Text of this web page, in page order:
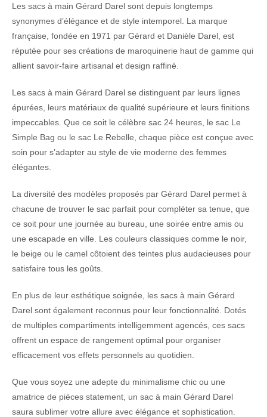
Les sacs à main Gérard Darel sont depuis longtemps
synonymes d’élégance et de style intemporel. La marque
française, fondée en 1971 par Gérard et Danièle Darel, est
réputée pour ses créations de maroquinerie haut de gamme qui
allient savoir-faire artisanal et design raffiné.
Les sacs à main Gérard Darel se distinguent par leurs lignes
épurées, leurs matériaux de qualité supérieure et leurs finitions
impeccables. Que ce soit le célèbre sac 24 heures, le sac Le
Simple Bag ou le sac Le Rebelle, chaque pièce est conçue avec
soin pour s’adapter au style de vie moderne des femmes
élégantes.
La diversité des modèles proposés par Gérard Darel permet à
chacune de trouver le sac parfait pour compléter sa tenue, que
ce soit pour une journée au bureau, une soirée entre amis ou
une escapade en ville. Les couleurs classiques comme le noir,
le beige ou le camel côtoient des teintes plus audacieuses pour
satisfaire tous les goûts.
En plus de leur esthétique soignée, les sacs à main Gérard
Darel sont également reconnus pour leur fonctionnalité. Dotés
de multiples compartiments intelligemment agencés, ces sacs
offrent un espace de rangement optimal pour organiser
efficacement vos effets personnels au quotidien.
Que vous soyez une adepte du minimalisme chic ou une
amatrice de pièces statement, un sac à main Gérard Darel
saura sublimer votre allure avec élégance et sophistication.